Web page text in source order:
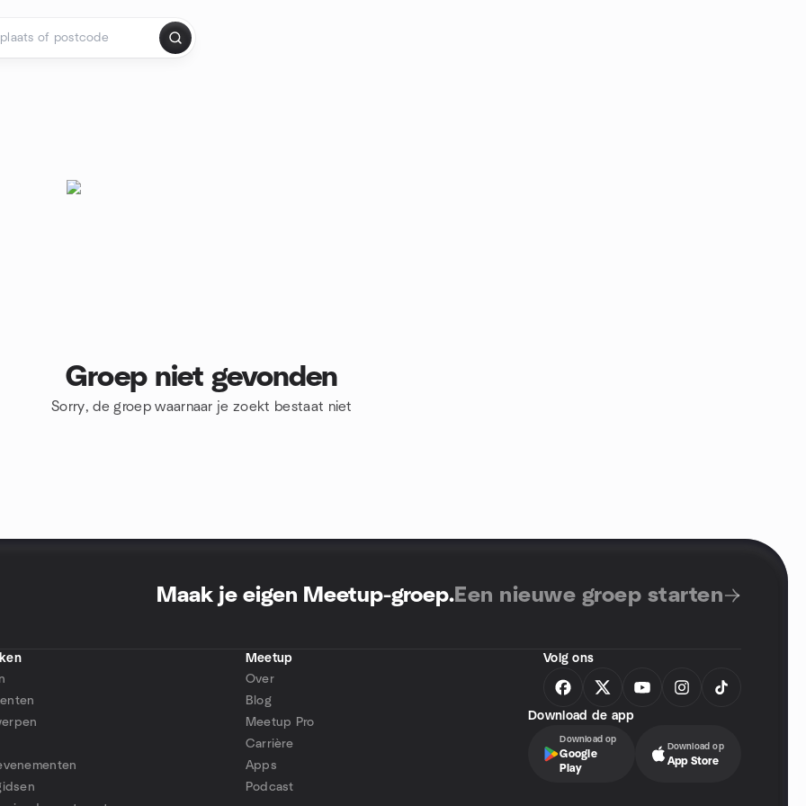
Groep niet gevonden
Sorry, de groep waarnaar je zoekt bestaat niet
Maak je eigen Meetup-groep. Een nieuwe groep starten
Meetup
Over
Blog
Meetup Pro
Carrière
Apps
Podcast
Volg ons
Download de app
Download op
Google
Play
Download op
App Store